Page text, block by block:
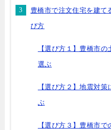
豊橋市で注文住宅を建て
び方
【選び方１】豊橋市
選ぶ
【選び方２】地震対
ぶ
【選び方３】豊橋市